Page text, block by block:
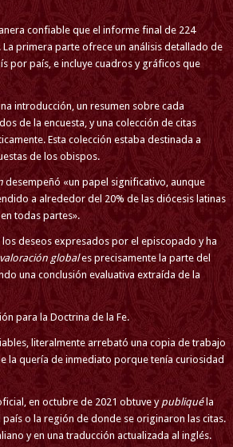
confiable que el informe final de 224
primera parte ofrece un análisis detallado de
por país, e incluye cuadros y gráficos que
introducción, un resumen sobre cada
de la encuesta, y una colección de citas
Esta colección estaba destinada a
de los obispos.
desempeñó «un papel significativo, aunque
a alrededor del 20% de las diócesis latinas
todas partes».
deseos expresados por el episcopado y ha
valoración globales precisamente la parte del
una conclusión evaluativa extraída de la
para la Doctrina de la Fe.
literalmente arrebató una copia de trabajo
la quería de inmediato porque tenía curiosidad
en octubre de 2021 obtuve y publiquéla
o la región de donde se originaron las citas.
y en una traducción actualizada al inglés.